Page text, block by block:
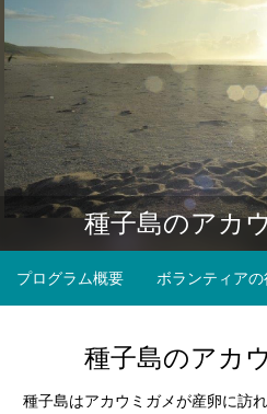
若狭小浜のシロウ
オ
果樹園の生き
山梨県
種子島のアカ
プログラム概要 ボランティアの
種子島のアカ
種子島はアカウミガメが産卵に訪